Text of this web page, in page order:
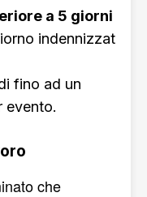
a 5 giorni
indennizzat
fino ad un
evento.
che